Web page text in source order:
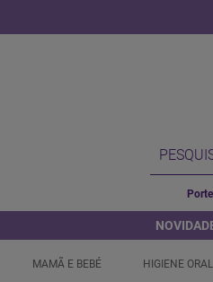
MAMÃ E BEBÉ HIGIENE ORAL